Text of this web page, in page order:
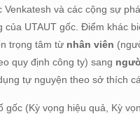
Venkatesh và các cộng sự
của UTAUT gốc. Điểm khác
trọng tâm từ nhân viên
quy định công ty) sang
tự nguyện theo sở thích
gốc (Kỳ vọng hiệu quả, Kỳ